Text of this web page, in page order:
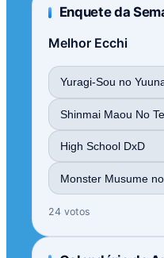
Enquete da
Melhor Ecchi
Yuragi-Sou no
Shinmai Maou No
High School DxD
Monster Musume
24 votos